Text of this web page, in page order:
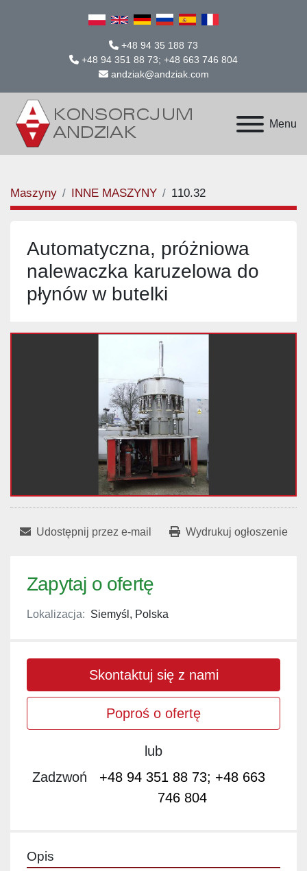
+48 94 35 188 73
+48 94 351 88 73; +48 663 746 804
andziak@andziak.com
Menu
Maszyny INNE MASZYNY 110.32
Automatyczna, próżniowa
nalewaczka karuzelowa do
płynów w butelki
Udostępnij przez e-mail Wydrukuj ogłoszenie
Zapytaj o ofertę
Lokalizacja: Siemyśl, Polska
Skontaktuj się z nami
Poproś o ofertę
lub
Zadzwoń
+48 94 351 88 73; +48 663
746 804
Opis